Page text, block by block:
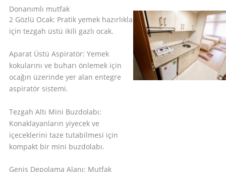
Donanımlı mutfak
2 Gözlü Ocak: Pratik yemek hazırlıkları
için tezgah üstü ikili gazlı ocak.
Aparat Üstü Aspiratör: Yemek
kokularını ve buharı önlemek için
ocağın üzerinde yer alan entegre
aspiratör sistemi.
Tezgah Altı Mini Buzdolabı:
Konaklayanların yiyecek ve
içeceklerini taze tutabilmesi için
kompakt bir mini buzdolabı.
Geniş Depolama Alanı: Mutfak